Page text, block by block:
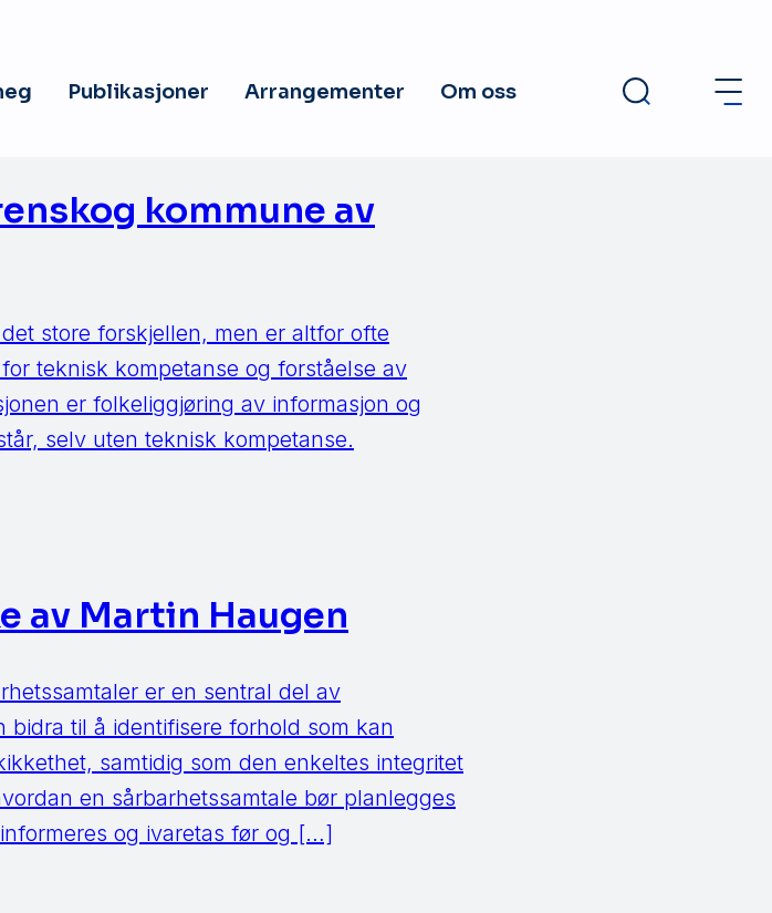
Publikasjoner Arrangementer Om oss
kommune av
store forskjellen, men er altfor ofte
teknisk kompetanse og forståelse av
er folkeliggjøring av informasjon og
selv uten teknisk kompetanse.
av Martin Haugen
er en sentral del av
til å identifisere forhold som kan
samtidig som den enkeltes integritet
en sårbarhetssamtale bør planlegges
og ivaretas før og […]